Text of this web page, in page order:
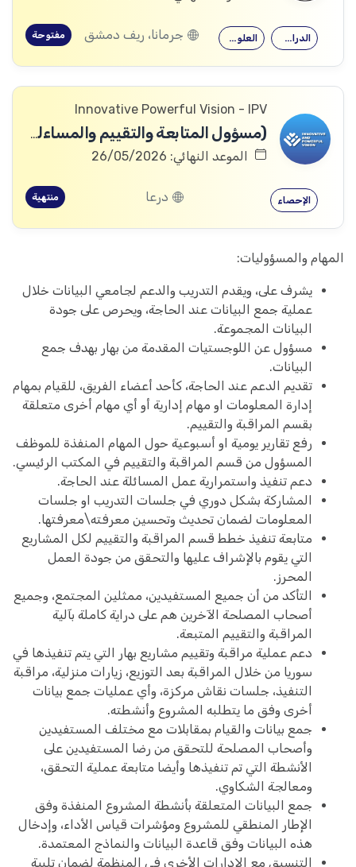
العلوم الاجتماعية الدراسات التنموية جرمانا، ريف دمشق مفتوحة
Innovative Powerful Vision - IPV
(مسؤول المتابعة والتقييم والمساءلة والتعلم
الموعد النهائي: 26/05/2026
الإحصاء درعا منتهية
المهام والمسؤوليات:
يشرف على، ويقدم التدريب والدعم لجامعي البيانات خلال
عملية جمع البيانات عند الحاجة، ويحرص على جودة
البيانات المجموعة.
مسؤول عن اللوجستيات المقدمة من بهار بهدف جمع
البيانات.
تقديم الدعم عند الحاجة، كأحد أعضاء الفريق، للقيام بمهام
إدارة المعلومات او مهام إدارية أو أي مهام أخرى متعلقة
بقسم المراقبة والتقييم.
رفع تقارير يومية او أسبوعية حول المهام المنفذة للموظف
المسؤول من قسم المراقبة والتقييم في المكتب الرئيسي.
دعم تنفيذ واستمرارية عمل المسائلة عند الحاجة.
المشاركة بشكل دوري في جلسات التدريب او جلسات
المعلومات لضمان تحديث وتحسين معرفته\معرفتها.
متابعة تنفيذ خطط قسم المراقبة والتقييم لكل المشاريع
التي يقوم بالإشراف عليها والتحقق من جودة العمل
المحرز.
التأكد من أن جميع المستفيدين، ممثلين المجتمع، وجميع
أصحاب المصلحة الآخرين هم على دراية كاملة بآلية
المراقبة والتقييم المتبعة.
دعم عملية مراقبة وتقييم مشاريع بهار التي يتم تنفيذها في
سوريا من خلال المراقبة بعد التوزيع، زيارات منزلية، مراقبة
التنفيذ، جلسات نقاش مركزة، وأي عمليات جمع بيانات
أخرى وفق ما يتطلبه المشروع وأنشطته.
جمع بيانات والقيام بمقابلات مع مختلف المستفيدين
وأصحاب المصلحة للتحقق من رضا المستفيدين على
الأنشطة التي تم تنفيذها وأيضا متابعة عملية التحقق،
ومعالجة الشكاوي.
جمع البيانات المتعلقة بأنشطة المشروع المنفذة وفق
الإطار المنطقي للمشروع ومؤشرات قياس الأداء، وإدخال
هذه البيانات وفق قاعدة البيانات والنماذج المعتمدة.
التنسيق مع الإدارات الأخرى في المنظمة لضمان تلبية